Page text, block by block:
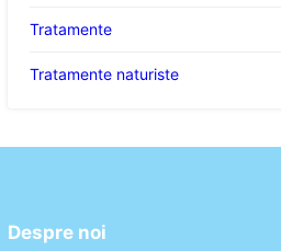
Tratamente
Tratamente naturiste
Despre noi